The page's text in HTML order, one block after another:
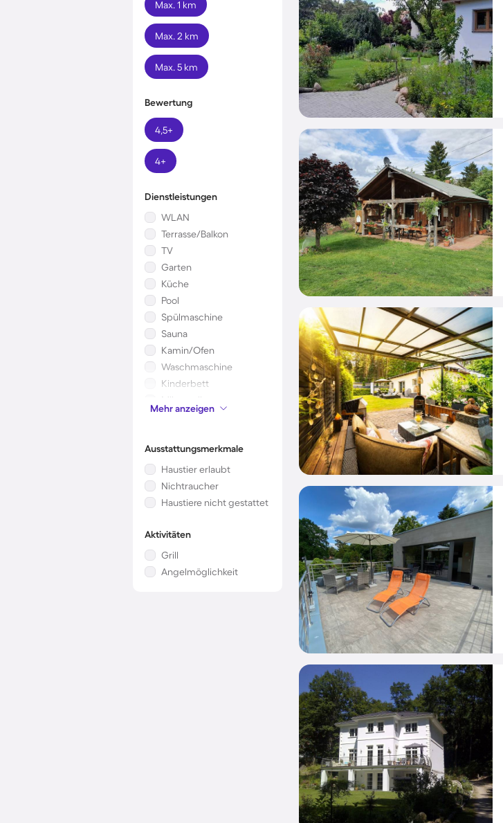
Max. 1 km
Max. 2 km
Max. 5 km
Bewertung
4,5+
4+
Dienstleistungen
WLAN
Terrasse/Balkon
TV
Garten
Küche
Pool
Spülmaschine
Sauna
Kamin/Ofen
Waschmaschine
Kinderbett
Mikrowelle
Whirlpool
Mehr anzeigen
Ausstattungsmerkmale
Haustier erlaubt
Nichtraucher
Haustiere nicht gestattet
Aktivitäten
Grill
Angelmöglichkeit